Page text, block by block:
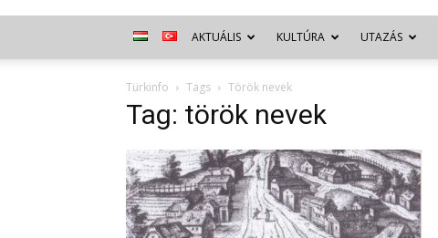
AKTUÁLIS KULTÚRA UTAZÁS
Türkinfo Tags Török nevek
Tag: török nevek